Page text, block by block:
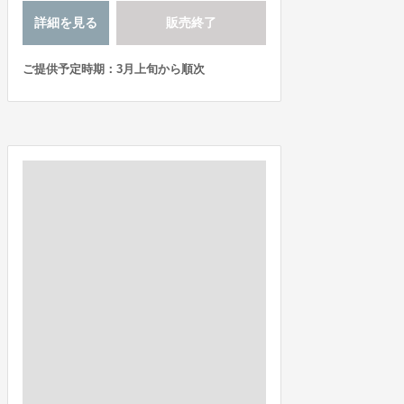
詳細を見る 販売終了
ご提供予定時期：3月上旬から順次